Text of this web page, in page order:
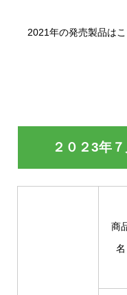
2021年の発売製品は
２０２3年
商
名